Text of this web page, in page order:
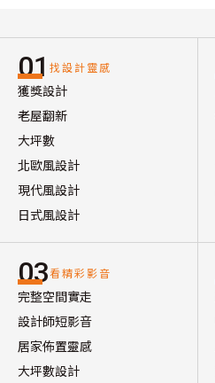
01 找設計靈感
獲獎設計
老屋翻新
大坪數
北歐風設計
現代風設計
日式風設計
03看精彩影音
完整空間實走
設計師短影音
居家佈置靈感
大坪數設計